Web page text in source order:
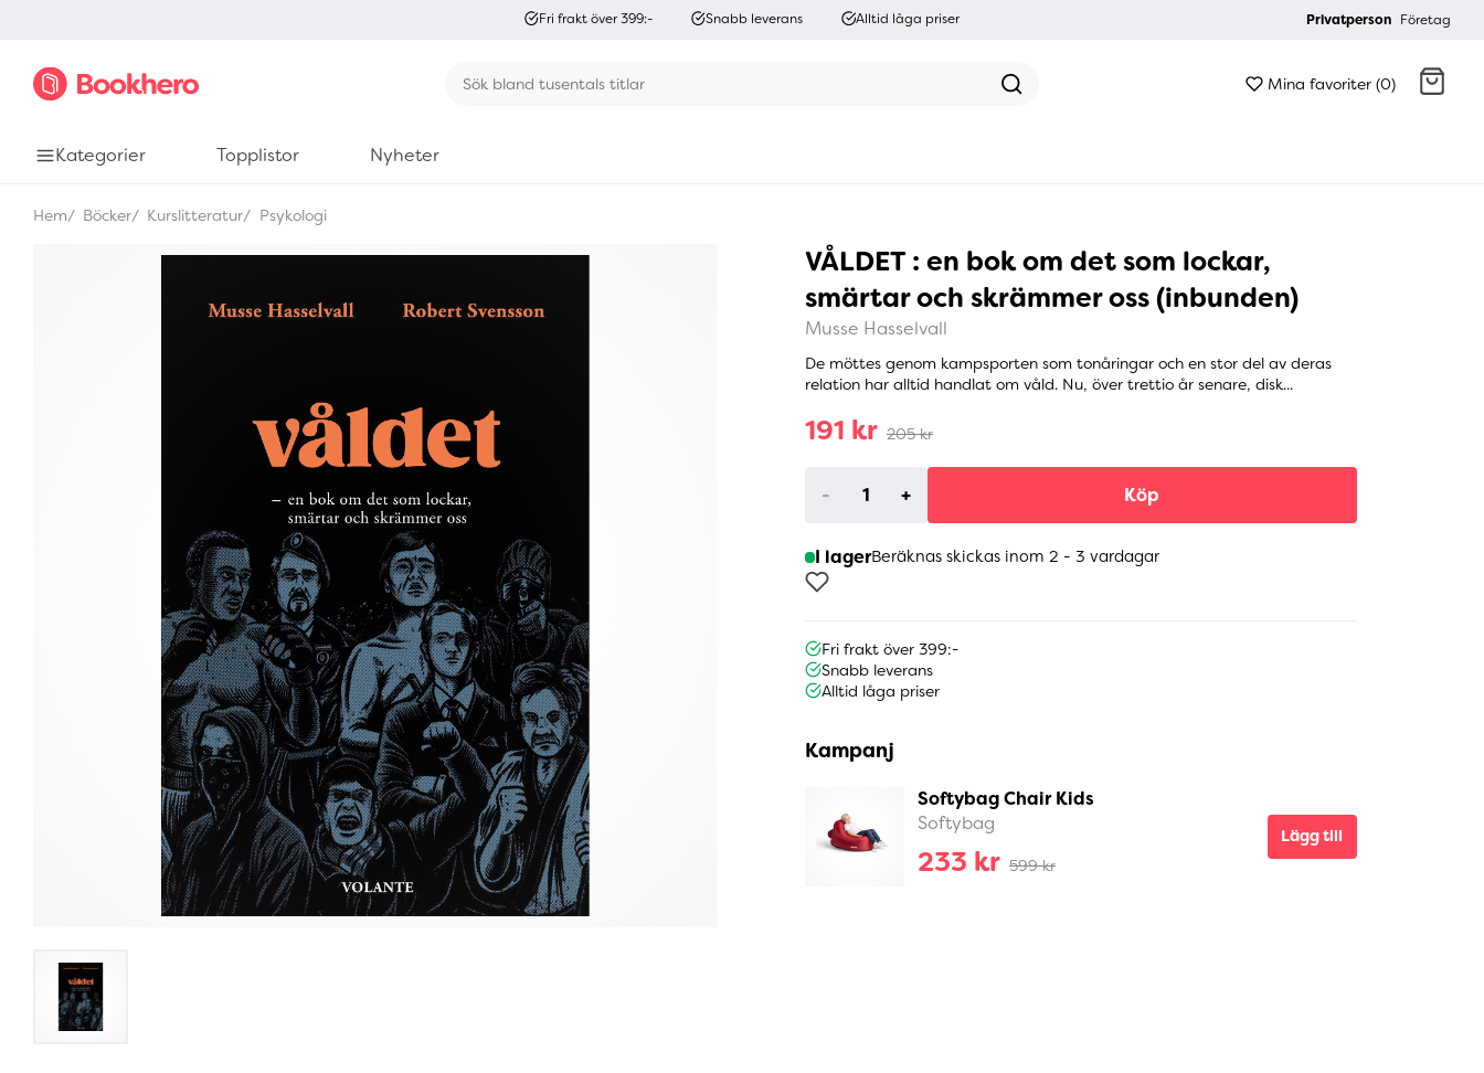
Fri frakt över 399:- Snabb leverans Alltid låga priser Privatperson Företag
Mina favoriter (0)
Kategorier Topplistor Nyheter
Hem Böcker Kurslitteratur Psykologi
VÅLDET : en bok om det som lockar,
smärtar och skrämmer oss (inbunden)
Musse Hasselvall
De möttes genom kampsporten som tonåringar och en stor del av deras
relation har alltid handlat om våld. Nu, över trettio år senare, disk...
191 kr 205 kr
- + Köp
I lagerBeräknas skickas inom 2 - 3 vardagar
Fri frakt över 399:-
Snabb leverans
Alltid låga priser
Kampanj
Softybag Chair Kids
Softybag
233 kr 599 kr
Lägg till